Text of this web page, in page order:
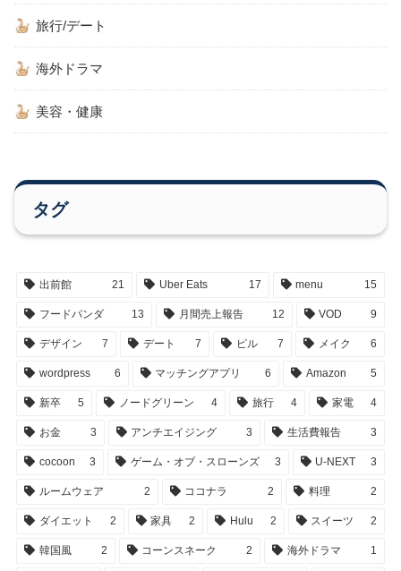
旅行/デート
海外ドラマ
美容・健康
タグ
出前館 21 Uber Eats 17 menu 15
フードパンダ 13 月間売上報告 12 VOD 9
デザイン 7 デート 7 ピル 7 メイク 6
wordpress 6 マッチングアプリ 6 Amazon 5
新卒 5 ノードグリーン 4 旅行 4 家電 4
お金 3 アンチエイジング 3 生活費報告 3
cocoon 3 ゲーム・オブ・スローンズ 3 U-NEXT 3
ルームウェア 2 ココナラ 2 料理 2
ダイエット 2 家具 2 Hulu 2 スイーツ 2
韓国風 2 コーンスネーク 2 海外ドラマ 1